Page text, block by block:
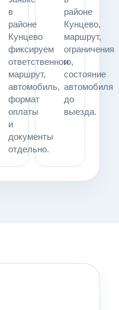
в
районе
Кунцево
фиксируем
ответственного,
маршрут,
автомобиль,
формат
оплаты
и
документы
отдельно.
районе
Кунцево,
маршрут,
ограничения
и
состояние
автомобиля
до
выезда.